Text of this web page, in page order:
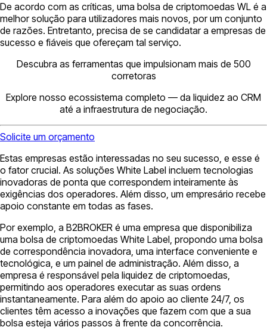
De acordo com as críticas, uma bolsa de criptomoedas WL é a
melhor solução para utilizadores mais novos, por um conjunto
de razões. Entretanto, precisa de se candidatar a empresas de
sucesso e fiáveis que ofereçam tal serviço.
Descubra as ferramentas que impulsionam mais de 500
corretoras
Explore nosso ecossistema completo — da liquidez ao CRM
até a infraestrutura de negociação.
Solicite um orçamento
Estas empresas estão interessadas no seu sucesso, e esse é
o fator crucial. As soluções White Label incluem tecnologias
inovadoras de ponta que correspondem inteiramente às
exigências dos operadores. Além disso, um empresário recebe
apoio constante em todas as fases.
Por exemplo, a B2BROKER é uma empresa que disponibiliza
uma bolsa de criptomoedas White Label, propondo uma bolsa
de correspondência inovadora, uma interface conveniente e
tecnológica, e um painel de administração. Além disso, a
empresa é responsável pela liquidez de criptomoedas,
permitindo aos operadores executar as suas ordens
instantaneamente. Para além do apoio ao cliente 24/7, os
clientes têm acesso a inovações que fazem com que a sua
bolsa esteja vários passos à frente da concorrência.